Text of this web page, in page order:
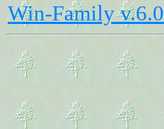
Win-Family v.6.0